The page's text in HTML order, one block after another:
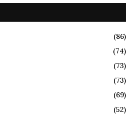
(86)
(74)
(73)
(73)
(69)
(52)